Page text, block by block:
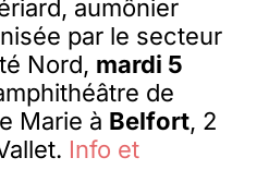
aumônier
par le secteur
Nord, mardi 5
de
Marie à Belfort, 2
Info et